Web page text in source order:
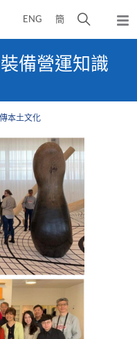
ENG 簡
開
搜
尋
面
彈
出
備營運知識
本土文化